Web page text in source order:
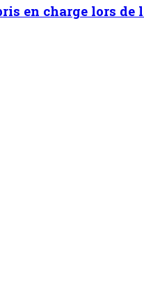
de la conformité